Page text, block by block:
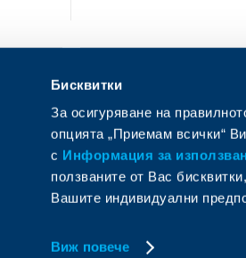
Бисквитки
За осигуряване на
опцията „Приемам всички“
с Информация за
ползваните от Вас
Вашите индивидуални
Виж повече
ОББ Мобайл
Member of KBC group